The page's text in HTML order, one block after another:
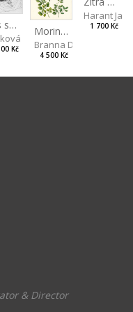
Pes s medvědem
Radka
Kč
Moringa
Branna Dorota
4 500 Kč
Harant Jan
1 700 Kč
& Director